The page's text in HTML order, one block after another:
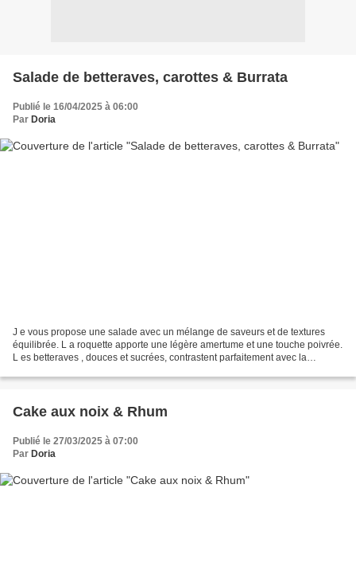
Salade de betteraves, carottes & Burrata
Publié le 16/04/2025 à 06:00
Par Doria
J e vous propose une salade avec un mélange de saveurs et de textures
équilibrée. L a roquette apporte une légère amertume et une touche poivrée.
L es betteraves , douces et sucrées, contrastent parfaitement avec la
Cake aux noix & Rhum
Publié le 27/03/2025 à 07:00
Par Doria